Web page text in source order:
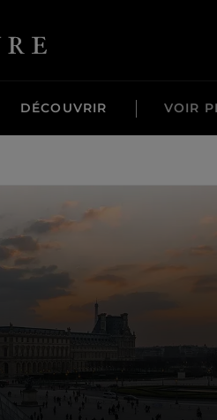
l'accueil
DÉCOUVRIR VOIR